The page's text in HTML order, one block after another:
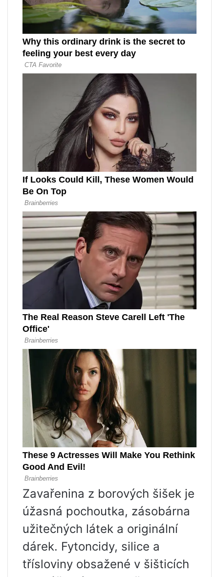
Zavařenina z borových šišek je
úžasná pochoutka, zásobárna
užitečných látek a originální
dárek. Fytoncidy, silice a
třísloviny obsažené v šišticích